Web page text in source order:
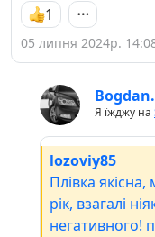
1
05 липня 2024р.
Я їжджу на
lozoviy85
Плівка
рік, взагалі
негативного!